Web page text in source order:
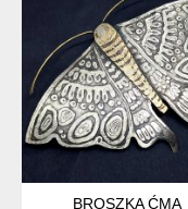
BROSZKA ĆMA